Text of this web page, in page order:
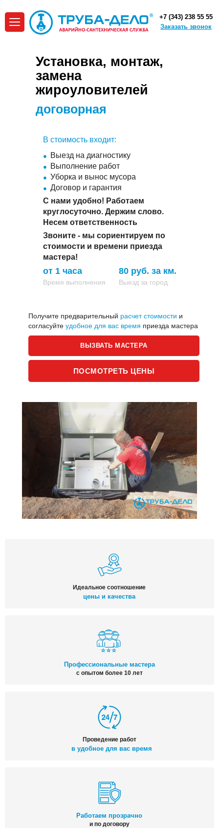
+7 (343) 238 55 55
Заказать звонок
Установка, монтаж,
замена
жироуловителей
договорная
В стоимость входит:
Выезд на диагностику
Выполнение работ
Уборка и вынос мусора
Договор и гарантия
С нами удобно! Работаем
круглосуточно. Держим слово.
Несем ответственность
Звоните - мы сориентируем по
стоимости и времени приезда
мастера!
Время выполнения
от 1 часа
Выезд за город
80 руб. за км.
Получите предварительный расчет стоимости и
согласуйте удобное для вас время приезда мастера
Идеальное соотношение
цены и качества
Профессиональные мастера
с опытом более 10 лет
Проведение работ
в удобное для вас время
Работаем прозрачно
и по договору